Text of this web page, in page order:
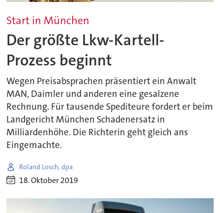
Start in München
Der größte Lkw-Kartell-
Prozess beginnt
Wegen Preisabsprachen präsentiert ein Anwalt
MAN, Daimler und anderen eine gesalzene
Rechnung. Für tausende Spediteure fordert er beim
Landgericht München Schadenersatz in
Milliardenhöhe. Die Richterin geht gleich ans
Eingemachte.
Roland Losch, dpa
18. Oktober 2019